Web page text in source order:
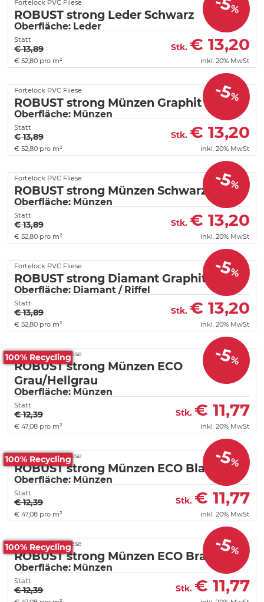
%
Fortelock PVC Fliese
ROBUST strong Leder Schwarz
Oberfläche: Leder
Statt
€ 13,89 Stk. € 13,20
€ 52,80 pro m² inkl. 20% MwSt
-5%
Fortelock PVC Fliese
ROBUST strong Münzen Graphit
Oberfläche: Münzen
Statt
€ 13,89 Stk. € 13,20
€ 52,80 pro m² inkl. 20% MwSt
-5%
Fortelock PVC Fliese
ROBUST strong Münzen Schwarz
Oberfläche: Münzen
Statt
€ 13,89 Stk. € 13,20
€ 52,80 pro m² inkl. 20% MwSt
-5%
Fortelock PVC Fliese
ROBUST strong Diamant Graphit
Oberfläche: Diamant / Riffel
Statt
€ 13,89 Stk. € 13,20
€ 52,80 pro m² inkl. 20% MwSt
-5%
100% Recycling
Fortelock PVC Fliese
ROBUST strong Münzen ECO
Grau/Hellgrau
Oberfläche: Münzen
Statt
€ 12,39 Stk. € 11,77
€ 47,08 pro m² inkl. 20% MwSt
-5%
100% Recycling
Fortelock PVC Fliese
ROBUST strong Münzen ECO Blau
Oberfläche: Münzen
Statt
€ 12,39 Stk. € 11,77
€ 47,08 pro m² inkl. 20% MwSt
-5%
100% Recycling
Fortelock PVC Fliese
ROBUST strong Münzen ECO Braun
Oberfläche: Münzen
Statt
€ 12,39 Stk. € 11,77